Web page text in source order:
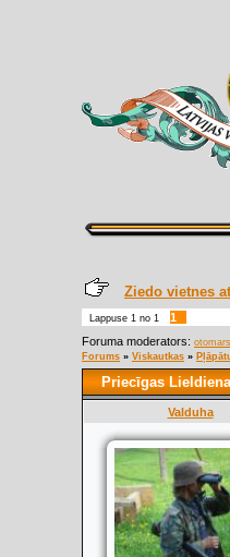
Ziedo vietnes
Lappuse 1 no 1
1
Foruma moderators: otomars
Forums » Viskautkas »
Priecīgas
Valduha